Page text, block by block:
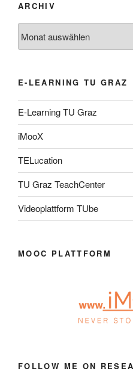
ARCHIV
E-LEARNING TU GRAZ
E-Learning TU Graz
iMooX
TELucation
TU Graz TeachCenter
Videoplattform TUbe
MOOC PLATTFORM
FOLLOW ME ON